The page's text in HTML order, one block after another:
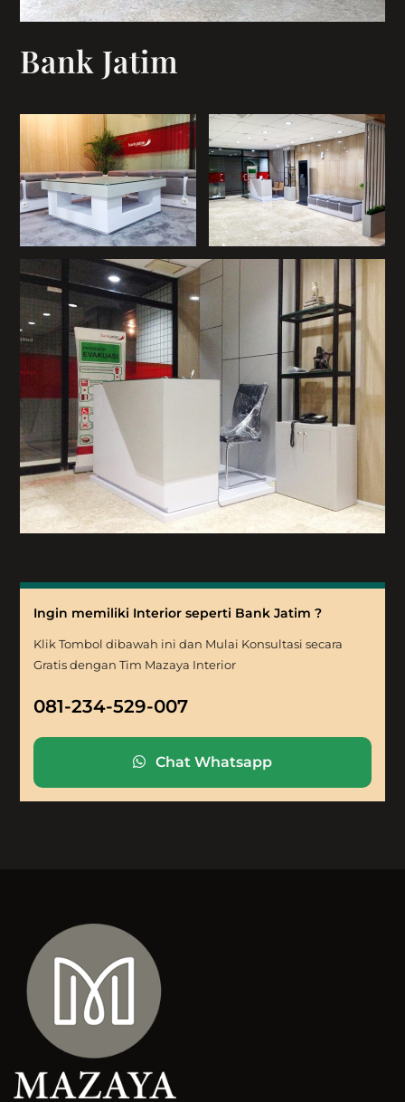
Bank Jatim
Ingin memiliki Interior seperti Bank Jatim ?
Klik Tombol dibawah ini dan Mulai Konsultasi secara
Gratis dengan Tim Mazaya Interior
081-234-529-007
Chat Whatsapp